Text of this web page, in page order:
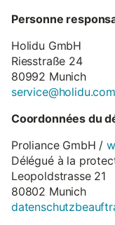
Personne
Holidu GmbH
Riesstraße 24
80992 Munich
service@holidu.com
Coordonnées du
Proliance GmbH /
Délégué à la
Leopoldstrasse 21
80802 Munich